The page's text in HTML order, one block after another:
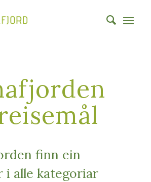
finn ein
i alle kategoriar